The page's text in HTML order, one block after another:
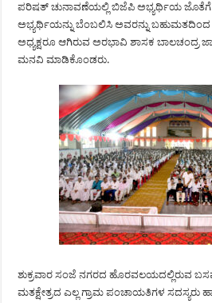
ಪರಿಷತ್ ಚುನಾವಣೆಯಲ್ಲಿ ಬಿಜೆಪಿ ಅಭ್ಯರ್ಥಿಯ ಜೊತೆಗೆ
ಅಭ್ಯರ್ಥಿಯನ್ನು ಬೆಂಬಲಿಸಿ ಅವರನ್ನು
ಅಧ್ಯಕ್ಷರೂ ಆಗಿರುವ ಅರಭಾವಿ ಶಾಸಕ ಬಾಲಚಂದ್ರ
ಮನವಿ ಮಾಡಿಕೊಂಡರು.
ಶುಕ್ರವಾರ ಸಂಜೆ ನಗರದ ಹೊರವಲಯದಲ್ಲಿರುವ
ಮತಕ್ಷೇತ್ರದ ಎಲ್ಲ ಗ್ರಾಮ ಪಂಚಾಯತಿಗಳ